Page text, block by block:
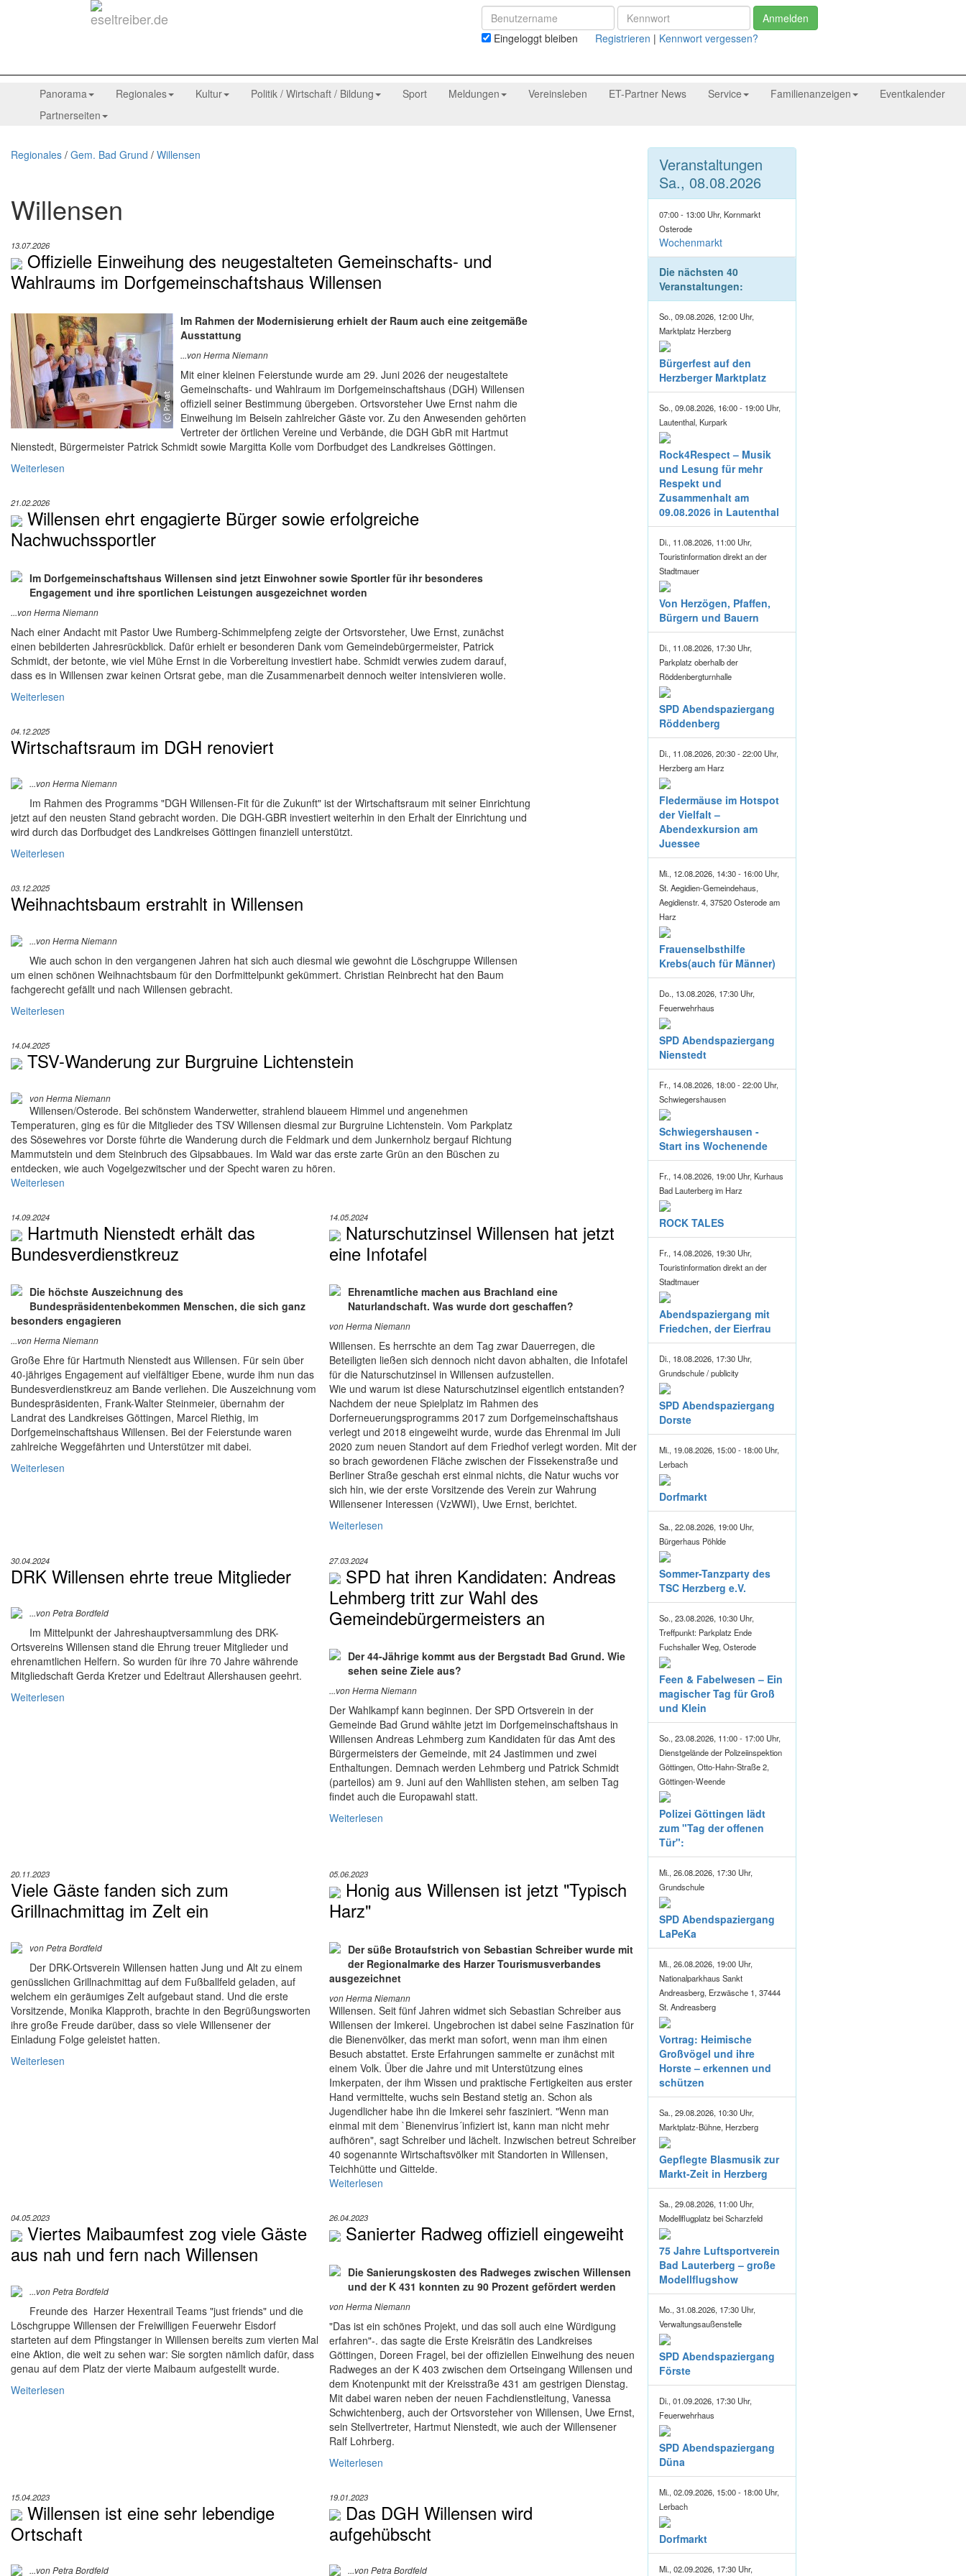
Anmelden
Eingeloggt bleiben Registrieren | Kennwort vergessen?
Panorama Regionales Kultur Politik / Wirtschaft / Bildung Sport Meldungen Vereinsleben ET-Partner News Service Familienanzeigen
Eventkalender
Partnerseiten
Regionales / Gem. Bad Grund / Willensen
Willensen
13.07.2026
Offizielle Einweihung des neugestalteten Gemeinschafts- und
Wahlraums im Dorfgemeinschaftshaus Willensen
Im Rahmen der Modernisierung erhielt der Raum auch eine zeitgemäße
Ausstattung
...von Herma Niemann
Mit einer kleinen Feierstunde wurde am 29. Juni 2026 der neugestaltete
Gemeinschafts- und Wahlraum im Dorfgemeinschaftshaus (DGH) Willensen
offiziell seiner Bestimmung übergeben. Ortsvorsteher Uwe Ernst nahm die
Einweihung im Beisein zahlreicher Gäste vor. Zu den Anwesenden gehörten
Vertreter der örtlichen Vereine und Verbände, die DGH GbR mit Hartmut
Nienstedt, Bürgermeister Patrick Schmidt sowie Margitta Kolle vom Dorfbudget des Landkreises Göttingen.
Weiterlesen
21.02.2026
Willensen ehrt engagierte Bürger sowie erfolgreiche
Nachwuchssportler
Im Dorfgemeinschaftshaus Willensen sind jetzt Einwohner sowie Sportler für ihr besonderes
Engagement und ihre sportlichen Leistungen ausgezeichnet worden
...von Herma Niemann
Nach einer Andacht mit Pastor Uwe Rumberg-Schimmelpfeng zeigte der Ortsvorsteher, Uwe Ernst, zunächst
einen bebilderten Jahresrückblick. Dafür erhielt er besonderen Dank vom Gemeindebürgermeister, Patrick
Schmidt, der betonte, wie viel Mühe Ernst in die Vorbereitung investiert habe. Schmidt verwies zudem darauf,
dass es in Willensen zwar keinen Ortsrat gebe, man die Zusammenarbeit dennoch weiter intensivieren wolle.
Weiterlesen
04.12.2025
Wirtschaftsraum im DGH renoviert
...von Herma Niemann
Im Rahmen des Programms "DGH Willensen-Fit für die Zukunft" ist der Wirtschaftsraum mit seiner Einrichtung
jetzt auf den neusten Stand gebracht worden. Die DGH-GBR investiert weiterhin in den Erhalt der Einrichtung und
wird durch das Dorfbudget des Landkreises Göttingen finanziell unterstützt.
Weiterlesen
03.12.2025
Weihnachtsbaum erstrahlt in Willensen
...von Herma Niemann
Wie auch schon in den vergangenen Jahren hat sich auch diesmal wie gewohnt die Löschgruppe Willensen
um einen schönen Weihnachtsbaum für den Dorfmittelpunkt gekümmert. Christian Reinbrecht hat den Baum
fachgerecht gefällt und nach Willensen gebracht.
Weiterlesen
14.04.2025
TSV-Wanderung zur Burgruine Lichtenstein
von Herma Niemann
Willensen/Osterode. Bei schönstem Wanderwetter, strahlend blaueem Himmel und angenehmen
Temperaturen, ging es für die Mitglieder des TSV Willensen diesmal zur Burgruine Lichtenstein. Vom Parkplatz
des Sösewehres vor Dorste führte die Wanderung durch die Feldmark und dem Junkernholz bergauf Richtung
Mammutstein und dem Steinbruch des Gipsabbaues. Im Wald war das erste zarte Grün an den Büschen zu
entdecken, wie auch Vogelgezwitscher und der Specht waren zu hören.
Weiterlesen
14.09.2024
Hartmuth Nienstedt erhält das
Bundesverdienstkreuz
Die höchste Auszeichnung des
Bundespräsidentenbekommen Menschen, die sich ganz
besonders engagieren
...von Herma Niemann
Große Ehre für Hartmuth Nienstedt aus Willensen. Für sein über
40-jähriges Engagement auf vielfältiger Ebene, wurde ihm nun das
Bundesverdienstkreuz am Bande verliehen. Die Auszeichnung vom
Bundespräsidenten, Frank-Walter Steinmeier, übernahm der
Landrat des Landkreises Göttingen, Marcel Riethig, im
Dorfgemeinschaftshaus Willensen. Bei der Feierstunde waren
zahlreiche Weggefährten und Unterstützer mit dabei.
Weiterlesen
14.05.2024
Naturschutzinsel Willensen hat jetzt
eine Infotafel
Ehrenamtliche machen aus Brachland eine
Naturlandschaft. Was wurde dort geschaffen?
von Herma Niemann
Willensen. Es herrschte an dem Tag zwar Dauerregen, die
Beteiligten ließen sich dennoch nicht davon abhalten, die Infotafel
für die Naturschutzinsel in Willensen aufzustellen.
Wie und warum ist diese Naturschutzinsel eigentlich entstanden?
Nachdem der neue Spielplatz im Rahmen des
Dorferneuerungsprogramms 2017 zum Dorfgemeinschaftshaus
verlegt und 2018 eingeweiht wurde, wurde das Ehrenmal im Juli
2020 zum neuen Standort auf dem Friedhof verlegt worden. Mit der
so brach gewordenen Fläche zwischen der Fissekenstraße und
Berliner Straße geschah erst einmal nichts, die Natur wuchs vor
sich hin, wie der erste Vorsitzende des Verein zur Wahrung
Willensener Interessen (VzWWI), Uwe Ernst, berichtet.
Weiterlesen
30.04.2024
DRK Willensen ehrte treue Mitglieder
...von Petra Bordfeld
Im Mittelpunkt der Jahreshauptversammlung des DRK-
Ortsvereins Willensen stand die Ehrung treuer Mitglieder und
ehrenamtlichen Helfern. So wurden für ihre 70 Jahre währende
Mitgliedschaft Gerda Kretzer und Edeltraut Allershausen geehrt.
Weiterlesen
27.03.2024
SPD hat ihren Kandidaten: Andreas
Lehmberg tritt zur Wahl des
Gemeindebürgermeisters an
Der 44-Jährige kommt aus der Bergstadt Bad Grund. Wie
sehen seine Ziele aus?
...von Herma Niemann
Der Wahlkampf kann beginnen. Der SPD Ortsverein in der
Gemeinde Bad Grund wählte jetzt im Dorfgemeinschaftshaus in
Willensen Andreas Lehmberg zum Kandidaten für das Amt des
Bürgermeisters der Gemeinde, mit 24 Jastimmen und zwei
Enthaltungen. Demnach werden Lehmberg und Patrick Schmidt
(parteilos) am 9. Juni auf den Wahllisten stehen, am selben Tag
findet auch die Europawahl statt.
Weiterlesen
20.11.2023
Viele Gäste fanden sich zum
Grillnachmittag im Zelt ein
von Petra Bordfeld
Der DRK-Ortsverein Willensen hatten Jung und Alt zu einem
genüsslichen Grillnachmittag auf dem Fußballfeld geladen, auf
welchem ein geräumiges Zelt aufgebaut stand. Und die erste
Vorsitzende, Monika Klapproth, brachte in den Begrüßungsworten
ihre große Freude darüber, dass so viele Willensener der
Einladung Folge geleistet hatten.
Weiterlesen
05.06.2023
Honig aus Willensen ist jetzt "Typisch
Harz"
Der süße Brotaufstrich von Sebastian Schreiber wurde mit
der Regionalmarke des Harzer Tourismusverbandes
ausgezeichnet
von Herma Niemann
Willensen. Seit fünf Jahren widmet sich Sebastian Schreiber aus
Willensen der Imkerei. Ungebrochen ist dabei seine Faszination für
die Bienenvölker, das merkt man sofort, wenn man ihm einen
Besuch abstattet. Erste Erfahrungen sammelte er zunächst mit
einem Volk. Über die Jahre und mit Unterstützung eines
Imkerpaten, der ihm Wissen und praktische Fertigkeiten aus erster
Hand vermittelte, wuchs sein Bestand stetig an. Schon als
Jugendlicher habe ihn die Imkerei sehr fasziniert. "Wenn man
einmal mit dem `Bienenvirus´infiziert ist, kann man nicht mehr
aufhören", sagt Schreiber und lächelt. Inzwischen betreut Schreiber
40 sogenannte Wirtschaftsvölker mit Standorten in Willensen,
Teichhütte und Gittelde.
Weiterlesen
04.05.2023
Viertes Maibaumfest zog viele Gäste
aus nah und fern nach Willensen
...von Petra Bordfeld
Freunde des Harzer Hexentrail Teams "just friends" und die
Löschgruppe Willensen der Freiwilligen Feuerwehr Eisdorf
starteten auf dem Pfingstanger in Willensen bereits zum vierten Mal
eine Aktion, die weit zu sehen war: Sie sorgten nämlich dafür, dass
genau auf dem Platz der vierte Maibaum aufgestellt wurde.
Weiterlesen
26.04.2023
Sanierter Radweg offiziell eingeweiht
Die Sanierungskosten des Radweges zwischen Willensen
und der K 431 konnten zu 90 Prozent gefördert werden
von Herma Niemann
"Das ist ein schönes Projekt, und das soll auch eine Würdigung
erfahren"-. das sagte die Erste Kreisrätin des Landkreises
Göttingen, Doreen Fragel, bei der offiziellen Einweihung des neuen
Radweges an der K 403 zwischen dem Ortseingang Willensen und
dem Knotenpunkt mit der Kreisstraße 431 am gestrigen Dienstag.
Mit dabei waren neben der neuen Fachdienstleitung, Vanessa
Schwichtenberg, auch der Ortsvorsteher von Willensen, Uwe Ernst,
sein Stellvertreter, Hartmut Nienstedt, wie auch der Willensener
Ralf Lohrberg.
Weiterlesen
15.04.2023
Willensen ist eine sehr lebendige
Ortschaft
...von Petra Bordfeld
19.01.2023
Das DGH Willensen wird
aufgehübscht
...von Petra Bordfeld
Veranstaltungen
Sa., 08.08.2026
07:00 - 13:00 Uhr, Kornmarkt
Osterode
Wochenmarkt
Die nächsten 40
Veranstaltungen:
So., 09.08.2026, 12:00 Uhr,
Marktplatz Herzberg
Bürgerfest auf den
Herzberger Marktplatz
So., 09.08.2026, 16:00 - 19:00 Uhr,
Lautenthal, Kurpark
Rock4Respect – Musik
und Lesung für mehr
Respekt und
Zusammenhalt am
09.08.2026 in Lautenthal
Di., 11.08.2026, 11:00 Uhr,
Touristinformation direkt an der
Stadtmauer
Von Herzögen, Pfaffen,
Bürgern und Bauern
Di., 11.08.2026, 17:30 Uhr,
Parkplatz oberhalb der
Röddenbergturnhalle
SPD Abendspaziergang
Röddenberg
Di., 11.08.2026, 20:30 - 22:00 Uhr,
Herzberg am Harz
Fledermäuse im Hotspot
der Vielfalt –
Abendexkursion am
Juessee
Mi., 12.08.2026, 14:30 - 16:00 Uhr,
St. Aegidien-Gemeindehaus,
Aegidienstr. 4, 37520 Osterode am
Harz
Frauenselbsthilfe
Krebs(auch für Männer)
Do., 13.08.2026, 17:30 Uhr,
Feuerwehrhaus
SPD Abendspaziergang
Nienstedt
Fr., 14.08.2026, 18:00 - 22:00 Uhr,
Schwiegershausen
Schwiegershausen -
Start ins Wochenende
Fr., 14.08.2026, 19:00 Uhr, Kurhaus
Bad Lauterberg im Harz
ROCK TALES
Fr., 14.08.2026, 19:30 Uhr,
Touristinformation direkt an der
Stadtmauer
Abendspaziergang mit
Friedchen, der Eierfrau
Di., 18.08.2026, 17:30 Uhr,
Grundschule / publicity
SPD Abendspaziergang
Dorste
Mi., 19.08.2026, 15:00 - 18:00 Uhr,
Lerbach
Dorfmarkt
Sa., 22.08.2026, 19:00 Uhr,
Bürgerhaus Pöhlde
Sommer-Tanzparty des
TSC Herzberg e.V.
So., 23.08.2026, 10:30 Uhr,
Treffpunkt: Parkplatz Ende
Fuchshaller Weg, Osterode
Feen & Fabelwesen – Ein
magischer Tag für Groß
und Klein
So., 23.08.2026, 11:00 - 17:00 Uhr,
Dienstgelände der Polizeiinspektion
Göttingen, Otto-Hahn-Straße 2,
Göttingen-Weende
Polizei Göttingen lädt
zum "Tag der offenen
Tür":
Mi., 26.08.2026, 17:30 Uhr,
Grundschule
SPD Abendspaziergang
LaPeKa
Mi., 26.08.2026, 19:00 Uhr,
Nationalparkhaus Sankt
Andreasberg, Erzwäsche 1, 37444
St. Andreasberg
Vortrag: Heimische
Großvögel und ihre
Horste – erkennen und
schützen
Sa., 29.08.2026, 10:30 Uhr,
Marktplatz-Bühne, Herzberg
Gepflegte Blasmusik zur
Markt-Zeit in Herzberg
Sa., 29.08.2026, 11:00 Uhr,
Modellflugplatz bei Scharzfeld
75 Jahre Luftsportverein
Bad Lauterberg – große
Modellflugshow
Mo., 31.08.2026, 17:30 Uhr,
Verwaltungsaußenstelle
SPD Abendspaziergang
Förste
Di., 01.09.2026, 17:30 Uhr,
Feuerwehrhaus
SPD Abendspaziergang
Düna
Mi., 02.09.2026, 15:00 - 18:00 Uhr,
Lerbach
Dorfmarkt
Mi., 02.09.2026, 17:30 Uhr,